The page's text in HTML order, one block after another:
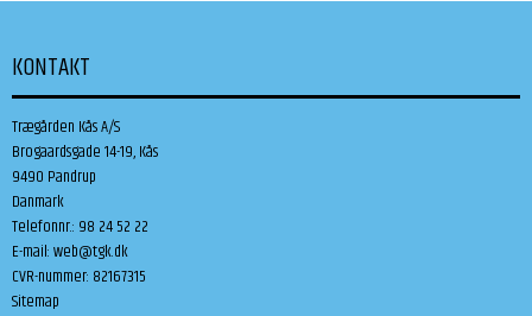
KONTAKT
Trægården Kås A/S
Brogaardsgade 14-19, Kås
9490 Pandrup
Danmark
Telefonnr.: 98 24 52 22
E-mail:web@tgk.dk
CVR-nummer: 82167315
Sitemap